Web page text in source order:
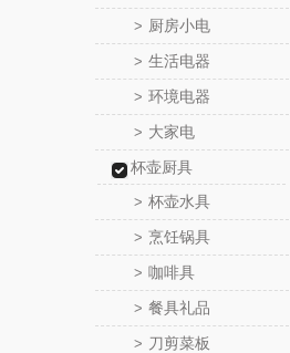
> 厨房小电
> 生活电器
> 环境电器
> 大家电
杯壶厨具
> 杯壶水具
> 烹饪锅具
> 咖啡具
> 餐具礼品
> 刀剪菜板